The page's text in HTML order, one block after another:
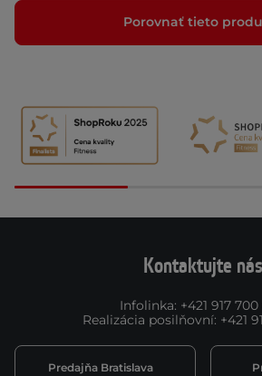
Porovnať tieto
Kontaktujte nás
Infolinka: +421 917
Realizácia posilňovní: +421
Predajňa Bratislava